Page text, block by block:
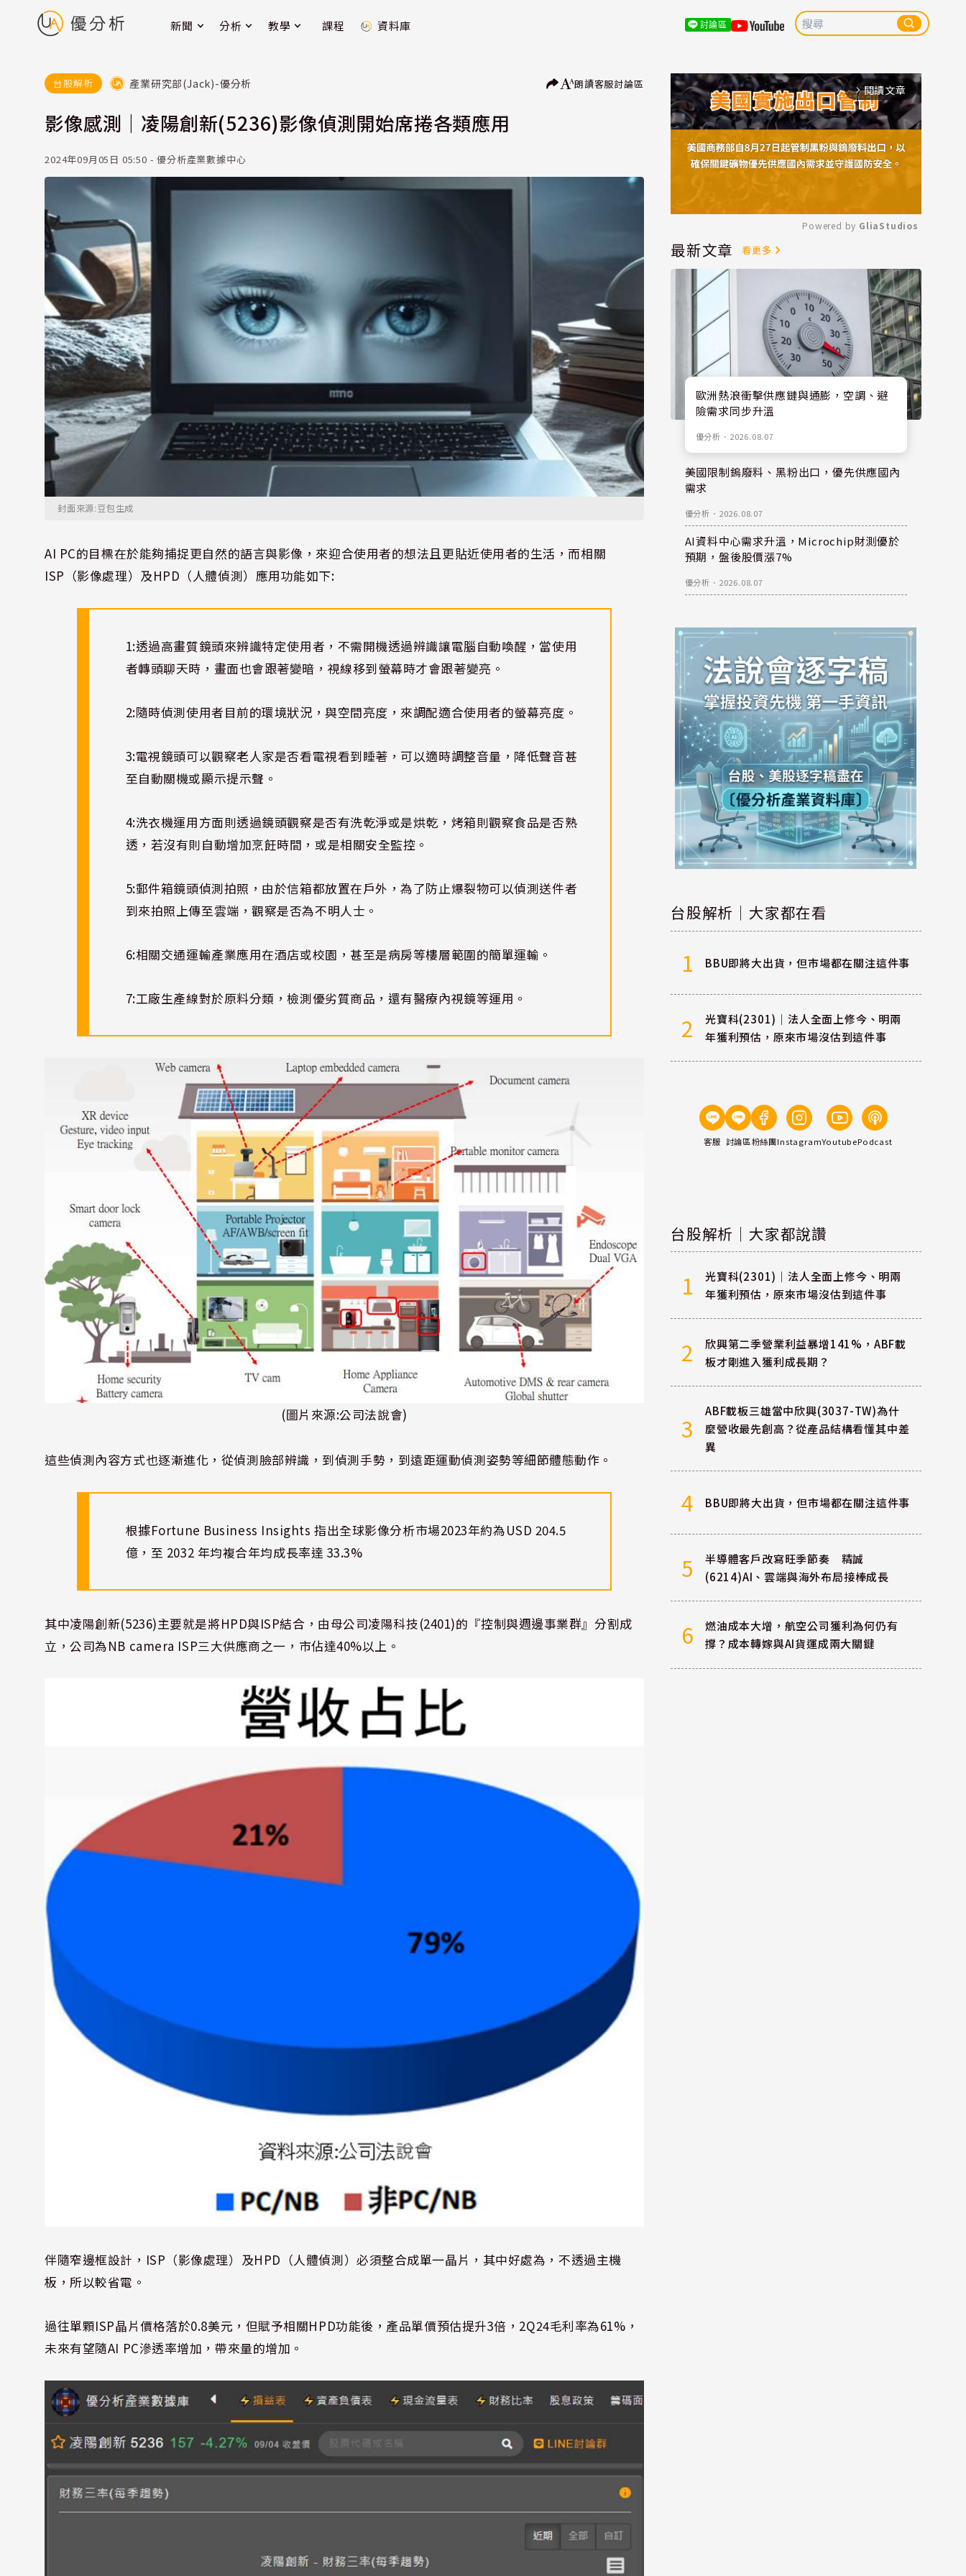
新聞 分析 教學 課程 資料庫 討論區
台股解析 產業研究部(Jack)-優分析 朗讀客服討論區
影像感測｜凌陽創新(5236)影像偵測開始席捲各類應用
2024年09月05日 05:50 - 優分析產業數據中心
封面來源:豆包生成
AI PC的目標在於能夠捕捉更自然的語言與影像，來迎合使用者的想法且更貼近使用者的生活，而相關
ISP （影像處理）及HPD （人體偵測）應用功能如下:
1:透過高畫質鏡頭來辨識特定使用者，不需開機透過辨識讓電腦自動喚醒，當使用
者轉頭聊天時，畫面也會跟著變暗，視線移到螢幕時才會跟著變亮。
2:隨時偵測使用者目前的環境狀況，與空間亮度，來調配適合使用者的螢幕亮度。
3:電視鏡頭可以觀察老人家是否看電視看到睡著，可以適時調整音量，降低聲音甚
至自動關機或顯示提示聲。
4:洗衣機運用方面則透過鏡頭觀察是否有洗乾淨或是烘乾，烤箱則觀察食品是否熟
透，若沒有則自動增加烹飪時間，或是相關安全監控。
5:郵件箱鏡頭偵測拍照，由於信箱都放置在戶外，為了防止爆裂物可以偵測送件者
到來拍照上傳至雲端，觀察是否為不明人士。
6:相關交通運輸產業應用在酒店或校園，甚至是病房等樓層範圍的簡單運輸。
7:工廠生產線對於原料分類，檢測優劣質商品，還有醫療內視鏡等運用。
(圖片來源:公司法說會)
這些偵測內容方式也逐漸進化，從偵測臉部辨識，到偵測手勢，到遠距運動偵測姿勢等細節體態動作。
根據Fortune Business Insights指出全球影像分析市場2023年約為USD 204.5
億，至 2032 年均複合年均成長率達 33.3%
其中凌陽創新(5236)主要就是將HPD與ISP結合，由母公司凌陽科技(2401)的『控制與週邊事業群』分割成
立，公司為NB camera ISP三大供應商之一，市佔達40%以上。
伴隨窄邊框設計， ISP （影像處理）及HPD （人體偵測）必須整合成單一晶片，其中好處為，不透過主機
板，所以較省電。
過往單顆ISP晶片價格落於0.8美元，但賦予相關HPD功能後，產品單價預估提升3倍， 2Q24毛利率為61% ，
未來有望隨AI PC滲透率增加，帶來量的增加。
arrow_forward_ios 閱讀文章
Mute
Powered by GliaStudios
最新文章 看更多
歐洲熱浪衝擊供應鏈與通膨，空調、避
險需求同步升溫
優分析 ． 2026.08.07
美國限制鎢廢料、黑粉出口，優先供應國內
需求
優分析 ． 2026.08.07
AI資料中心需求升溫，Microchip財測優於
預期，盤後股價漲7%
優分析 ． 2026.08.07
台股解析｜大家都在看
1 BBU即將大出貨，但市場都在關注這件事
2
光寶科(2301)｜法人全面上修今、明兩
年獲利預估，原來市場沒估到這件事
客服 討論區粉絲團InstagramYoutubePodcast
台股解析｜大家都說讚
1
光寶科(2301)｜法人全面上修今、明兩
年獲利預估，原來市場沒估到這件事
2
欣興第二季營業利益暴增141%，ABF載
板才剛進入獲利成長期？
3
ABF載板三雄當中欣興(3037-TW)為什
麼營收最先創高？從產品結構看懂其中差
異
4 BBU即將大出貨，但市場都在關注這件事
5
半導體客戶改寫旺季節奏 精誠
(6214)AI、雲端與海外布局接棒成長
6
燃油成本大增，航空公司獲利為何仍有
撐？成本轉嫁與AI貨運成兩大關鍵